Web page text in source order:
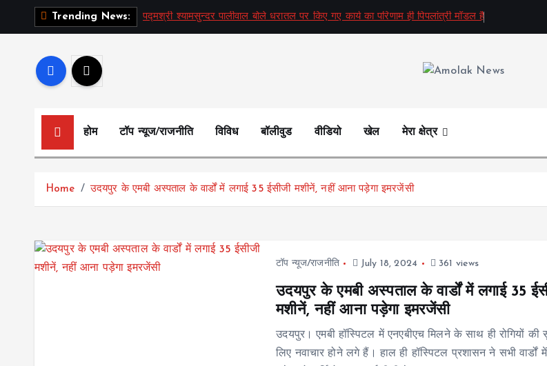
Trending News: पद्मश्री श्यामसुन्दर पालीवाल बोले धरातल पर किए गए कार्य का परिणाम ही पिपलांत्री मॉडल है
होम टॉप न्यूज/राजनीति विविध बॉलीवुड वीडियो खेल मेरा क्षेत्र
Home उदयपुर के एमबी अस्पताल के वार्डों में लगाई 35 ईसीजी मशीनें, नहीं आना पड़ेगा इमरजेंसी
टॉप न्यूज/राजनीति July 18, 2024 361 views
उदयपुर के एमबी अस्पताल के वार्डों में लगाई 35
मशीनें, नहीं आना पड़ेगा इमरजेंसी
उदयपुर। एमबी हॉस्पिटल में एनएबीएच मिलने के साथ ही रोगियों की
लिए नवाचार होने लगे हैं। हाल ही हॉस्पिटल प्रशासन ने सभी वार्डों में